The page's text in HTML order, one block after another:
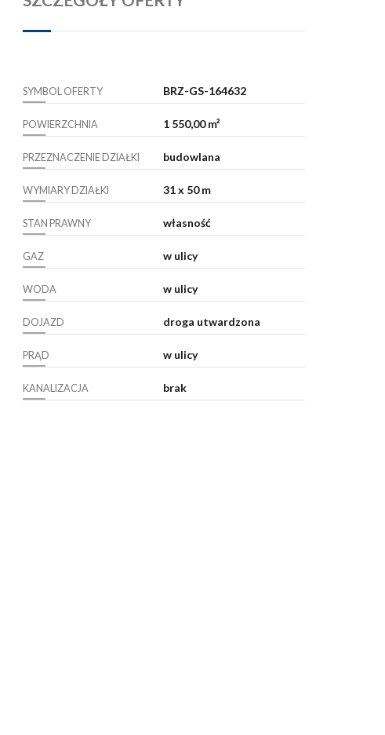
SYMBOL OFERTY BRZ-GS-164632
POWIERZCHNIA 1 550,00 m²
PRZEZNACZENIE DZIAŁKI budowlana
WYMIARY DZIAŁKI 31 x 50 m
STAN PRAWNY własność
GAZ w ulicy
WODA w ulicy
DOJAZD droga utwardzona
PRĄD w ulicy
KANALIZACJA brak